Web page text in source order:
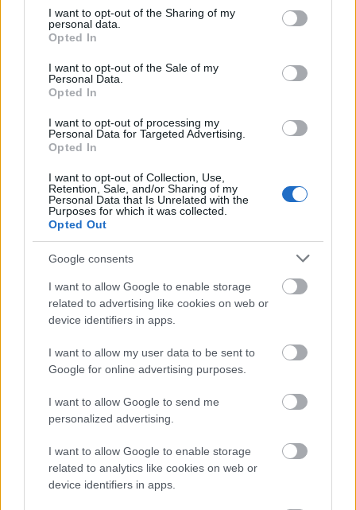
not limited to your visit or usage behaviour. You may click to
grant or deny consent to Google and its third-party tags to
use your data for below specified purposes in below Google
consent section.
I want to opt-out of the Sharing of my
personal data.
Opted In
I want to opt-out of the Sale of my
Personal Data.
Opted In
I want to opt-out of processing my
Personal Data for Targeted Advertising.
Opted In
I want to opt-out of Collection, Use,
Retention, Sale, and/or Sharing of my
Personal Data that Is Unrelated with the
Purposes for which it was collected.
Opted Out
Google consents
I want to allow Google to enable storage
related to advertising like cookies on web or
device identifiers in apps.
I want to allow my user data to be sent to
Google for online advertising purposes.
I want to allow Google to send me
personalized advertising.
I want to allow Google to enable storage
related to analytics like cookies on web or
device identifiers in apps.
NÉPSZERŰ
Hitelfordulat 2026: elzárja a pénzcsapot az
állam
Vagyonvisszaszerzés: amikor a pénz
gyorsabban fut, mint a jog
2026. júl. 21.